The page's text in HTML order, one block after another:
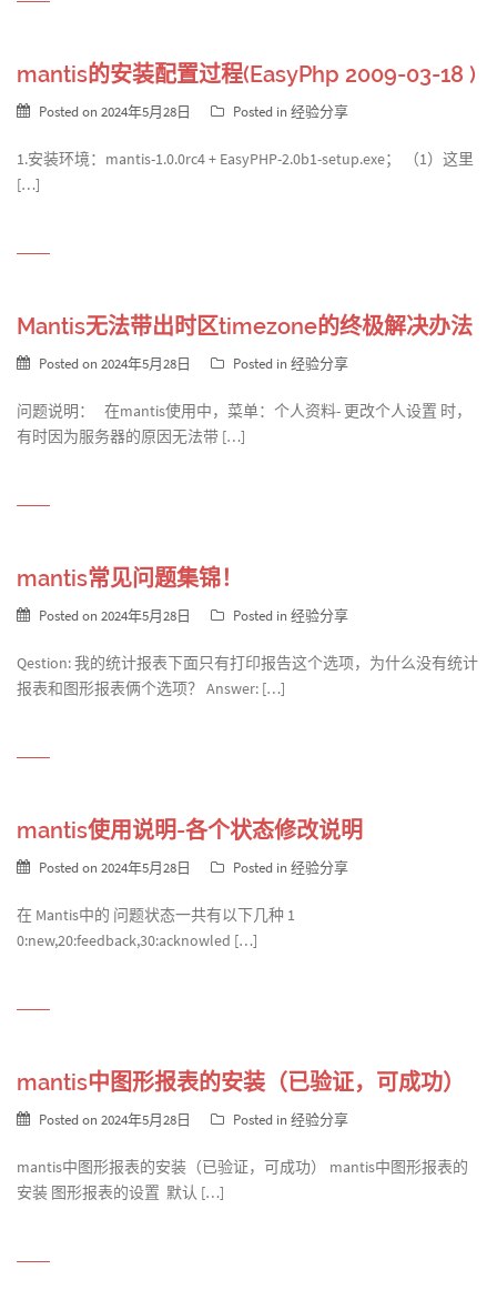
mantis的安装配置过程(EasyPhp 2009-03-18 )
Posted on 2024年5月28日 Posted in 经验分享
1.安装环境：mantis-1.0.0rc4 + EasyPHP-2.0b1-setup.exe； （1）这里
[…]
Mantis无法带出时区timezone的终极解决办法
Posted on 2024年5月28日 Posted in 经验分享
问题说明： 在mantis使用中，菜单：个人资料- 更改个人设置 时，
有时因为服务器的原因无法带 […]
mantis常见问题集锦！
Posted on 2024年5月28日 Posted in 经验分享
Qestion: 我的统计报表下面只有打印报告这个选项，为什么没有统计
报表和图形报表俩个选项？ Answer: […]
mantis使用说明-各个状态修改说明
Posted on 2024年5月28日 Posted in 经验分享
在 Mantis中的 问题状态一共有以下几种 1
0:new,20:feedback,30:acknowled […]
mantis中图形报表的安装（已验证，可成功）
Posted on 2024年5月28日 Posted in 经验分享
mantis中图形报表的安装（已验证，可成功） mantis中图形报表的
安装 图形报表的设置 默认 […]